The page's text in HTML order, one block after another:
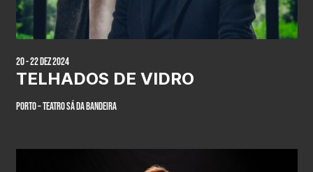
20 - 22 Dez 2024
TELHADOS DE VIDRO
PORTO – Teatro SÁ DA BANDEIRA